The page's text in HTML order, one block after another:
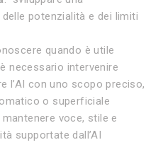
potenzialità e dei limiti
quando è utile
necessario intervenire
l’AI con uno scopo preciso,
o superficiale
mantenere voce, stile e
supportate dall’AI